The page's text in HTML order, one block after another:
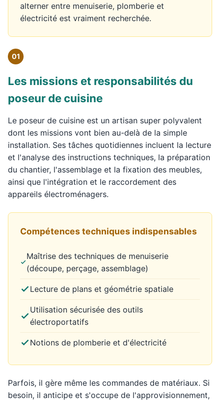
alterner entre menuiserie, plomberie et
électricité est vraiment recherchée.
01
Les missions et responsabilités du
poseur de cuisine
Le poseur de cuisine est un artisan super polyvalent
dont les missions vont bien au-delà de la simple
installation. Ses tâches quotidiennes incluent la lecture
et l'analyse des instructions techniques, la préparation
du chantier, l'assemblage et la fixation des meubles,
ainsi que l'intégration et le raccordement des
appareils électroménagers.
Compétences techniques indispensables
Maîtrise des techniques de menuiserie
(découpe, perçage, assemblage)
Lecture de plans et géométrie spatiale
Utilisation sécurisée des outils
électroportatifs
Notions de plomberie et d'électricité
Parfois, il gère même les commandes de matériaux. Si
besoin, il anticipe et s'occupe de l'approvisionnement,